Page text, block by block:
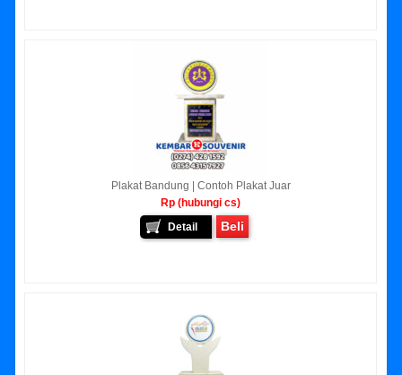
Plakat Bandung | Contoh Plakat Juar
Rp (hubungi cs)
Detail
Beli